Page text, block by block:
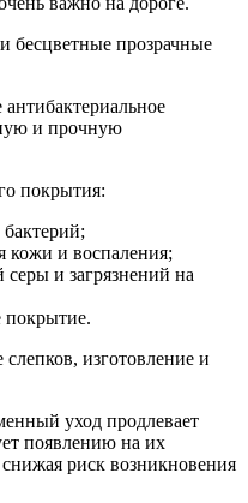
бесцветные прозрачные
антибактериальное
и прочную
покрытия:
бактерий;
кожи и воспаления;
и загрязнений на
покрытие.
изготовление и
уход продлевает
появлению на их
риск возникновения